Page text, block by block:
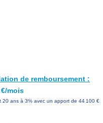
de remboursement :
€/mois
20 ans à 3% avec un apport de 44 100 €